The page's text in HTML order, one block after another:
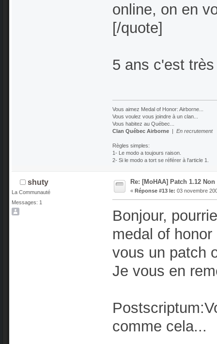
online, on en
[/quote]
5 ans c'est
Vous aimez Medal of Honor: Airborne...
Vous voulez vous joindre à un clan...
Vous habitez au Québec...
Clan Québec Airborne | En recrutement
Règles simples:
1- Le modo a toujours raison.
2- Si le modo a tort se référer à l'article 1.
shuty
La Communauté
Messages: 1
Re: [MoHAA] Patch 1.12
« Réponse #13 le: 03 novembre
Bonjour,
medal of
vous un patch
Je vous en
comme cela...